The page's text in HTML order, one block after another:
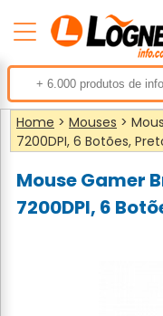
Home > Mouses >
7200DPI, 6 Botões,
Mouse Gamer
7200DPI, 6